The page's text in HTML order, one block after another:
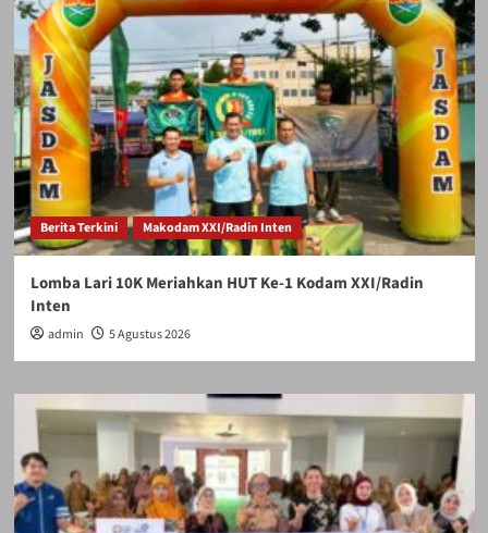
Berita Terkini Makodam XXI/Radin Inten
Lomba Lari 10K Meriahkan HUT Ke-1 Kodam XXI/Radin
Inten
admin 5 Agustus 2026